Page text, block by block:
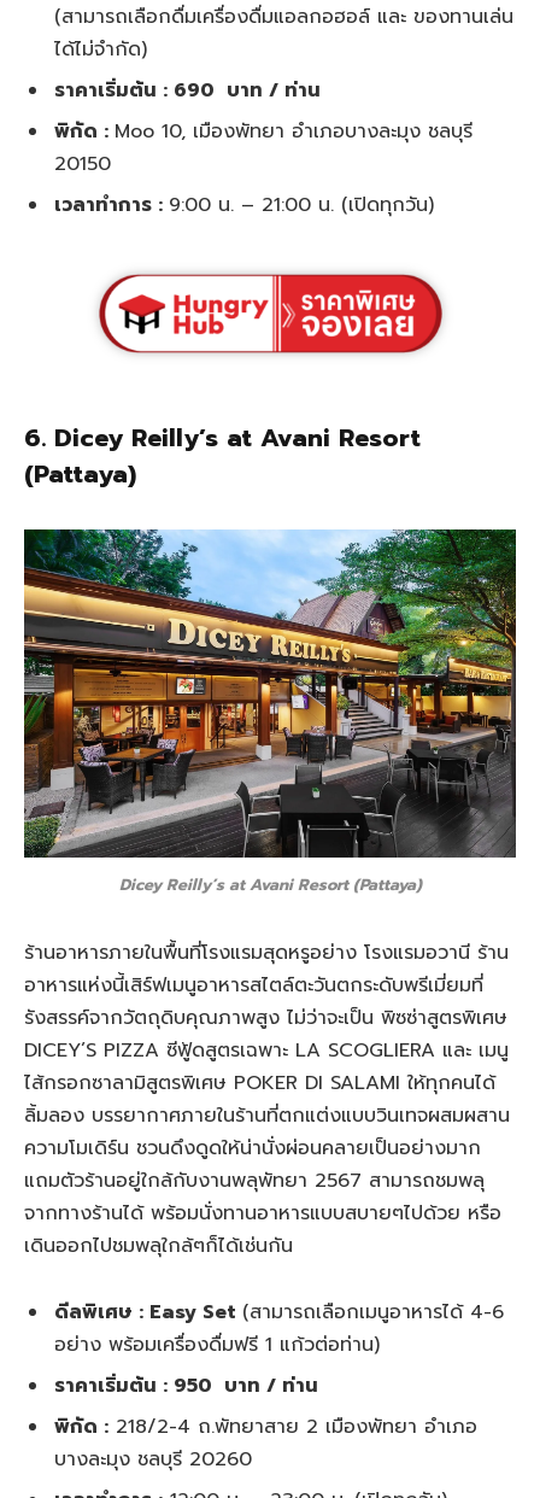
(สามารถเลือกดื่มเครื่องดื่มแอลกอฮอล์ และ ของทานเล่น
ได้ไม่จำกัด)
ราคาเริ่มต้น : 690 บาท / ท่าน
พิกัด : Moo 10, เมืองพัทยา อำเภอบางละมุง ชลบุรี
20150
เวลาทำการ : 9:00 น. – 21:00 น. (เปิดทุกวัน)
6. Dicey Reilly’s at Avani Resort
(Pattaya)
Dicey Reilly’s at Avani Resort (Pattaya)
ร้านอาหารภายในพื้นที่โรงแรมสุดหรูอย่าง โรงแรมอวานี ร้าน
อาหารแห่งนี้เสิร์ฟเมนูอาหารสไตล์ตะวันตกระดับพรีเมี่ยมที่
รังสรรค์จากวัตถุดิบคุณภาพสูง ไม่ว่าจะเป็น พิซซ่าสูตรพิเศษ
DICEY’S PIZZA ซีฟู้ดสูตรเฉพาะ LA SCOGLIERA และ เมนู
ไส้กรอกซาลามิสูตรพิเศษ POKER DI SALAMI ให้ทุกคนได้
ลิ้มลอง บรรยากาศภายในร้านที่ตกแต่งแบบวินเทจผสมผสาน
ความโมเดิร์น ชวนดึงดูดให้น่านั่งผ่อนคลายเป็นอย่างมาก
แถมตัวร้านอยู่ใกล้กับงานพลุพัทยา 2567 สามารถชมพลุ
จากทางร้านได้ พร้อมนั่งทานอาหารแบบสบายๆไปด้วย หรือ
เดินออกไปชมพลุใกล้ๆก็ได้เช่นกัน
ดีลพิเศษ : Easy Set (สามารถเลือกเมนูอาหารได้ 4-6
อย่าง พร้อมเครื่องดื่มฟรี 1 แก้วต่อท่าน)
ราคาเริ่มต้น : 950 บาท / ท่าน
พิกัด : 218/2-4 ถ.พัทยาสาย 2 เมืองพัทยา อำเภอ
บางละมุง ชลบุรี 20260